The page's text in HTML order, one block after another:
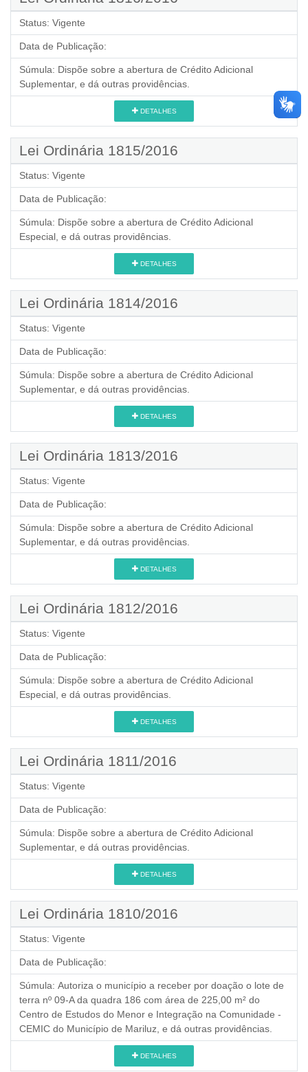
Status: Vigente
Data de Publicação:
Súmula: Dispõe sobre a abertura de Crédito Adicional
Suplementar, e dá outras providências.
DETALHES
Lei Ordinária 1815/2016
Status: Vigente
Data de Publicação:
Súmula: Dispõe sobre a abertura de Crédito Adicional
Especial, e dá outras providências.
DETALHES
Lei Ordinária 1814/2016
Status: Vigente
Data de Publicação:
Súmula: Dispõe sobre a abertura de Crédito Adicional
Suplementar, e dá outras providências.
DETALHES
Lei Ordinária 1813/2016
Status: Vigente
Data de Publicação:
Súmula: Dispõe sobre a abertura de Crédito Adicional
Suplementar, e dá outras providências.
DETALHES
Lei Ordinária 1812/2016
Status: Vigente
Data de Publicação:
Súmula: Dispõe sobre a abertura de Crédito Adicional
Especial, e dá outras providências.
DETALHES
Lei Ordinária 1811/2016
Status: Vigente
Data de Publicação:
Súmula: Dispõe sobre a abertura de Crédito Adicional
Suplementar, e dá outras providências.
DETALHES
Lei Ordinária 1810/2016
Status: Vigente
Data de Publicação:
Súmula: Autoriza o município a receber por doação o lote de
terra nº 09-A da quadra 186 com área de 225,00 m² do
Centro de Estudos do Menor e Integração na Comunidade -
CEMIC do Município de Mariluz, e dá outras providências.
DETALHES